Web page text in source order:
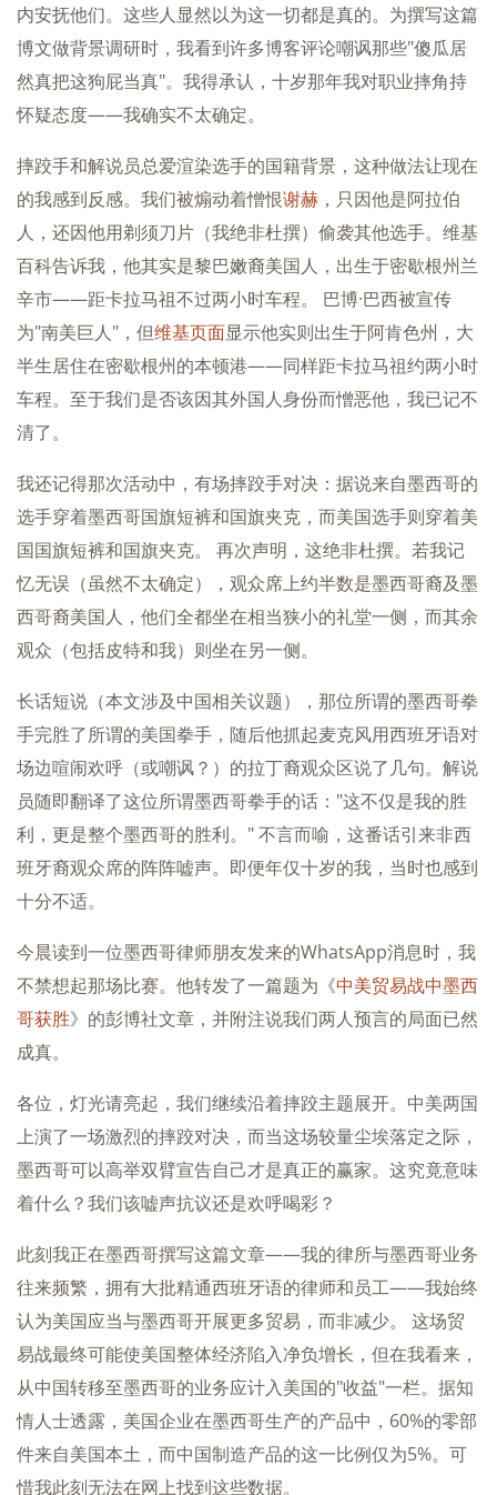
内安抚他们。这些人显然以为这一切都是真的。为撰写这篇
博文做背景调研时，我看到许多博客评论嘲讽那些"傻瓜居
然真把这狗屁当真"。我得承认，十岁那年我对职业摔角持
怀疑态度——我确实不太确定。
摔跤手和解说员总爱渲染选手的国籍背景，这种做法让现在
的我感到反感。我们被煽动着憎恨谢赫， 只因他是阿拉伯
人，还因他用剃须刀片（我绝非杜撰）偷袭其他选手。维基
百科告诉我，他其实是黎巴嫩裔美国人，出生于密歇根州兰
辛市——距卡拉马祖不过两小时车程。 巴博·巴西被宣传
为"南美巨人"，但维基页面显示他实则出生于阿肯色州，大
半生居住在密歇根州的本顿港——同样距卡拉马祖约两小时
车程。至于我们是否该因其外国人身份而憎恶他，我已记不
清了。
我还记得那次活动中，有场摔跤手对决：据说来自墨西哥的
选手穿着墨西哥国旗短裤和国旗夹克，而美国选手则穿着美
国国旗短裤和国旗夹克。 再次声明，这绝非杜撰。若我记
忆无误（虽然不太确定），观众席上约半数是墨西哥裔及墨
西哥裔美国人，他们全都坐在相当狭小的礼堂一侧，而其余
观众（包括皮特和我）则坐在另一侧。
长话短说（本文涉及中国相关议题），那位所谓的墨西哥拳
手完胜了所谓的美国拳手，随后他抓起麦克风用西班牙语对
场边喧闹欢呼（或嘲讽？）的拉丁裔观众区说了几句。解说
员随即翻译了这位所谓墨西哥拳手的话："这不仅是我的胜
利，更是整个墨西哥的胜利。" 不言而喻，这番话引来非西
班牙裔观众席的阵阵嘘声。即便年仅十岁的我，当时也感到
十分不适。
今晨读到一位墨西哥律师朋友发来的WhatsApp消息时，我
不禁想起那场比赛。他转发了一篇题为《中美贸易战中墨西
哥获胜》的彭博社文章，并附注说我们两人预言的局面已然
成真。
各位，灯光请亮起，我们继续沿着摔跤主题展开。中美两国
上演了一场激烈的摔跤对决，而当这场较量尘埃落定之际，
墨西哥可以高举双臂宣告自己才是真正的赢家。这究竟意味
着什么？我们该嘘声抗议还是欢呼喝彩？
此刻我正在墨西哥撰写这篇文章——我的律所与墨西哥业务
往来频繁，拥有大批精通西班牙语的律师和员工——我始终
认为美国应当与墨西哥开展更多贸易，而非减少。 这场贸
易战最终可能使美国整体经济陷入净负增长，但在我看来，
从中国转移至墨西哥的业务应计入美国的"收益"一栏。据知
情人士透露，美国企业在墨西哥生产的产品中，60%的零部
件来自美国本土，而中国制造产品的这一比例仅为5%。可
惜我此刻无法在网上找到这些数据。